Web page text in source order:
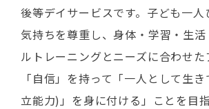
後等デイサービスです。子ども一人
気持ちを尊重し、身体・学習・生
ルトレーニングとニーズに合わせた
「自信」を持って「一人として生
立能力)」を身に付ける」ことを目